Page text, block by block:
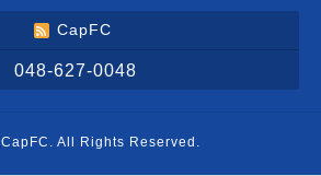
CapFC
048-627-0048
CapFC . All Rights Reserved.